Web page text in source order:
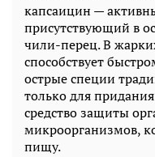
капсаицин —
присутствующий в
чили-перец. В
способствует
острые специи
только для
средство защиты
микроорганизмов,
пищу.